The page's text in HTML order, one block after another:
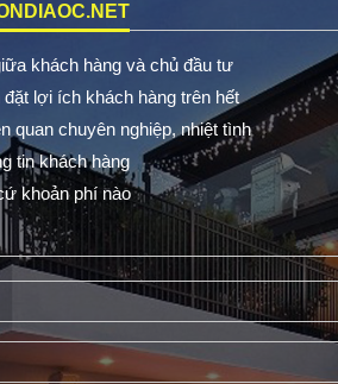
khách hàng và chủ đầu tư
lợi ích khách hàng trên hết
quan chuyên nghiệp, nhiệt tình
tin khách hàng
khoản phí nào